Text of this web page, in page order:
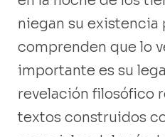
niegan su existencia
comprenden que lo
importante es su
revelación filosófico
textos construidos